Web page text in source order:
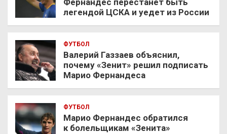
Фернандес перестанет быть
легендой ЦСКА и уедет из России
ФУТБОЛ
Валерий Газзаев объяснил,
почему «Зенит» решил подписать
Марио Фернандеса
ФУТБОЛ
Марио Фернандес обратился
к болельщикам «Зенита»